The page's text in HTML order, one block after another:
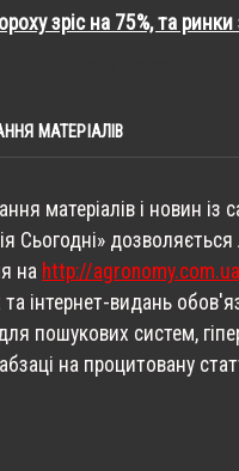
зріс на 75%, та
МАТЕРІАЛІВ
матеріалів і новин із
Сьогодні»
на http://
інтернет-видань
пошукових систем,
на процитовану